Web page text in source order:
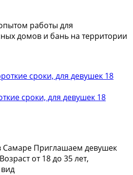
работы для
домов и бань на территории
сроки, для девушек 18
Самаре Приглашаем девушек
от 18 до 35 лет,